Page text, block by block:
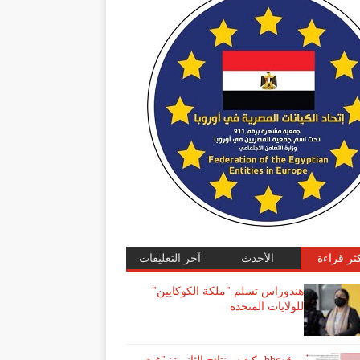
قراءة الأحدث آخر التعليقات
هندوراس تسلم "ملكة الكوكايين"
للولايات المتحدة